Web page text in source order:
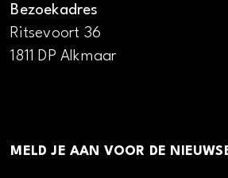
Bezoekadres
Ritsevoort 36
1811 DP Alkmaar
MELD JE AAN VOOR DE